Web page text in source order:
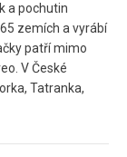
a pochutin
zemích a vyrábí
patří mimo
V České
Tatranka,